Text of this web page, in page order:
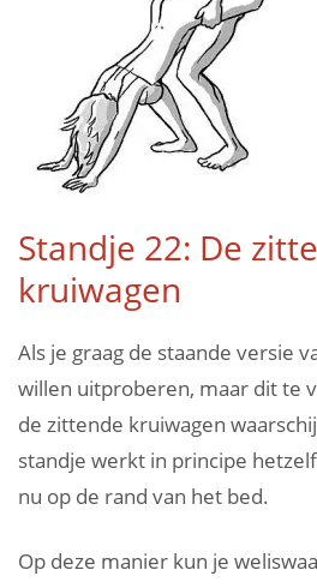
Standje 22: De
kruiwagen
Als je graag de staande versie
willen uitproberen, maar dit te
de zittende kruiwagen
standje werkt in principe
nu op de rand van het bed.
Op deze manier kun je